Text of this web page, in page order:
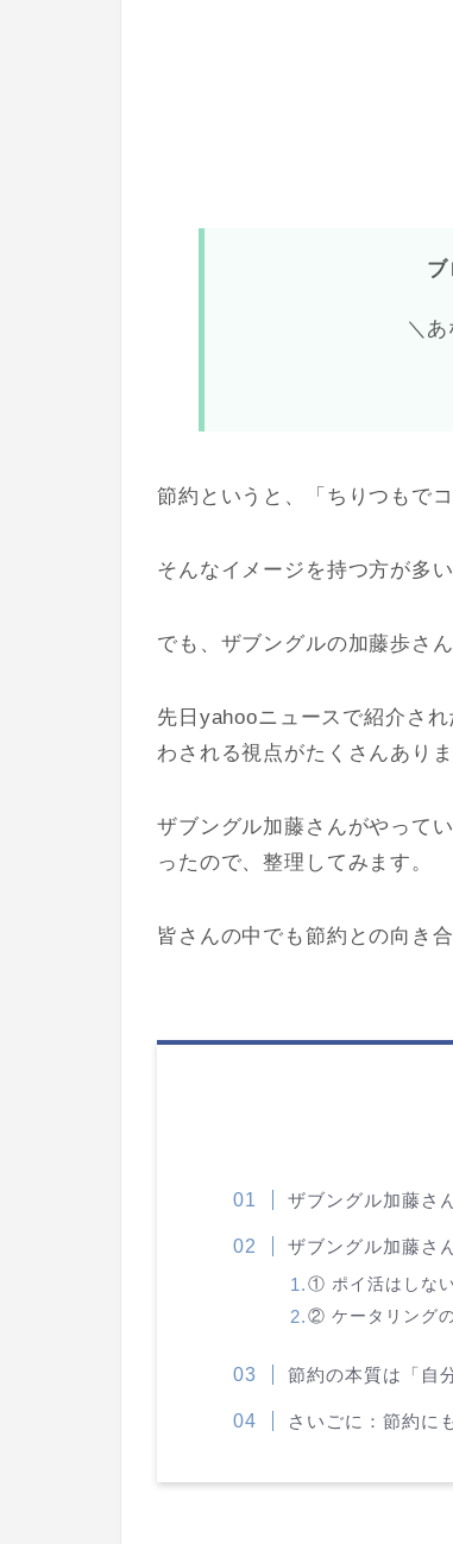
ブ
＼
節約というと、「ちりつもで
そんなイメージを持つ方が多
でも、ザブングルの加藤歩さ
先日yahooニュースで紹介さ
わされる視点がたくさんありま
ザブングル加藤さんがやって
ったので、整理してみます。
皆さんの中でも節約との向き
ザブングル加藤さ
ザブングル加藤さ
① ポイ活はしない
② ケータリング
節約の本質は「自
さいごに：節約に